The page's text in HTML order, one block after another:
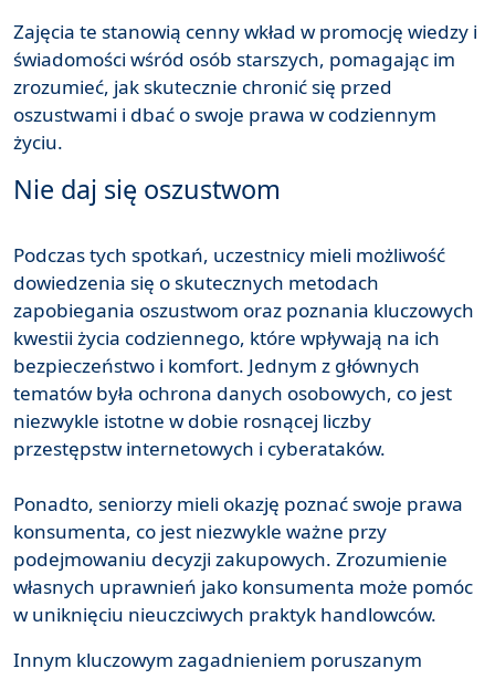
Zajęcia te stanowią cenny wkład w promocję wiedzy i
świadomości wśród osób starszych, pomagając im
zrozumieć, jak skutecznie chronić się przed
oszustwami i dbać o swoje prawa w codziennym
życiu.
Nie daj się oszustwom
Podczas tych spotkań, uczestnicy mieli możliwość
dowiedzenia się o skutecznych metodach
zapobiegania oszustwom oraz poznania kluczowych
kwestii życia codziennego, które wpływają na ich
bezpieczeństwo i komfort. Jednym z głównych
tematów była ochrona danych osobowych, co jest
niezwykle istotne w dobie rosnącej liczby
przestępstw internetowych i cyberataków.
Ponadto, seniorzy mieli okazję poznać swoje prawa
konsumenta, co jest niezwykle ważne przy
podejmowaniu decyzji zakupowych. Zrozumienie
własnych uprawnień jako konsumenta może pomóc
w uniknięciu nieuczciwych praktyk handlowców.
Innym kluczowym zagadnieniem poruszanym